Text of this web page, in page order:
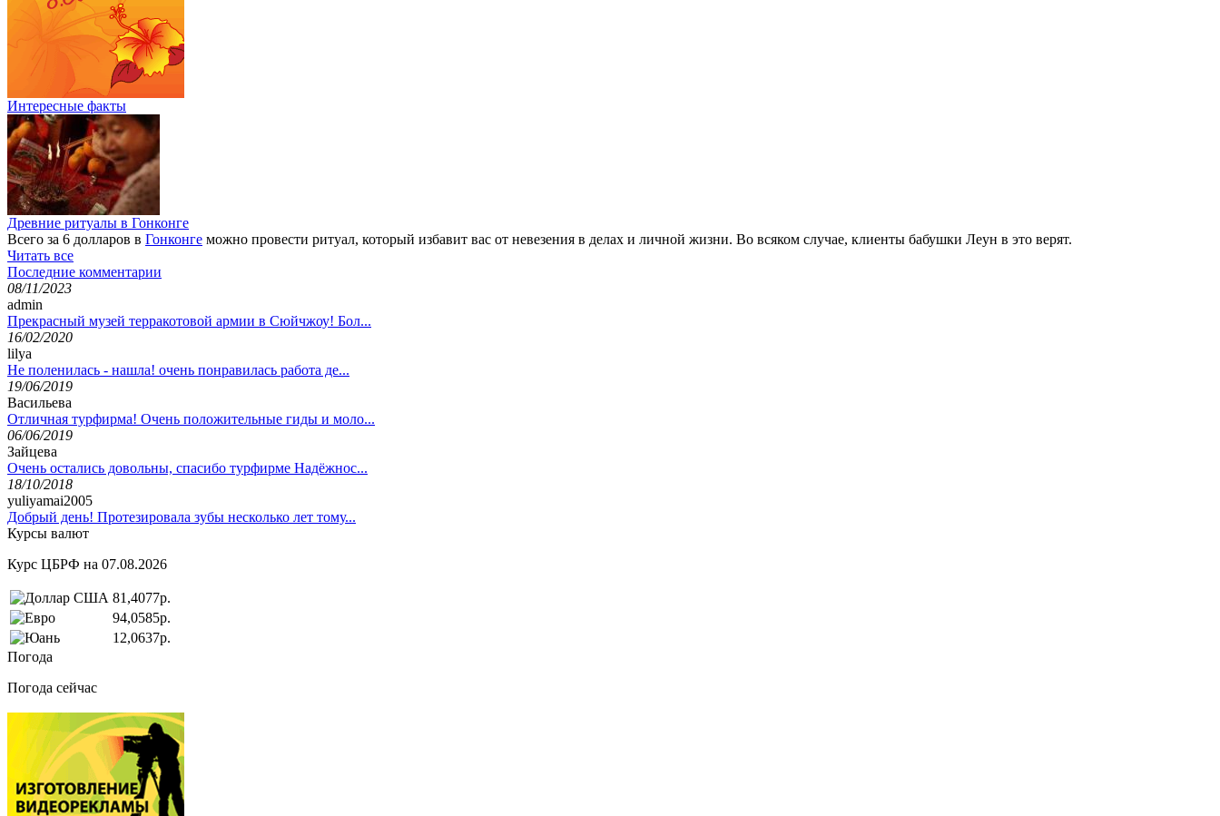
Интересные факты
Древние ритуалы в Гонконге
Всего за 6 долларов в Гонконге можно провести ритуал, который избавит вас от невезения в делах и личной жизни. Во всяком случае, клиенты бабушки Леун в это верят.
Читать все
Последние комментарии
08/11/2023
admin
Прекрасный музей терракотовой армии в Сюйчжоу! Бол...
16/02/2020
lilya
Не поленилась - нашла! очень понравилась работа де...
19/06/2019
Васильева
Отличная турфирма! Очень положительные гиды и моло...
06/06/2019
Зайцева
Очень остались довольны, спасибо турфирме Надёжнос...
18/10/2018
yuliyamai2005
Добрый день! Протезировала зубы несколько лет тому...
Курсы валют
Курс ЦБРФ на 07.08.2026
81,4077р.
94,0585р.
12,0637р.
Погода
Погода сейчас